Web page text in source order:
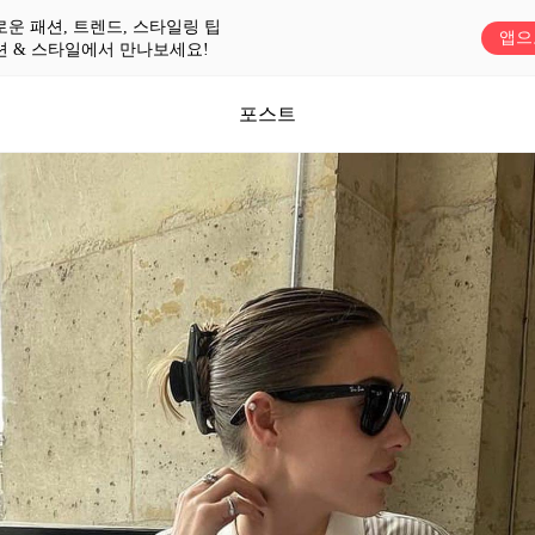
운 패션, 트렌드, 스타일링 팁
& 스타일에서 만나보세요!
앱
포스트